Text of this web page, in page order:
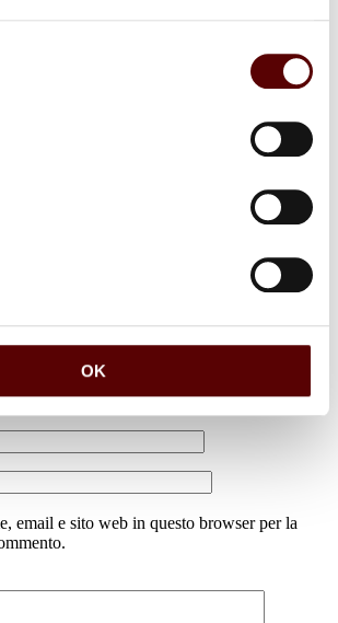
OK
sarà pubblicato. I campi obbligatori sono
email e sito web in questo browser per la